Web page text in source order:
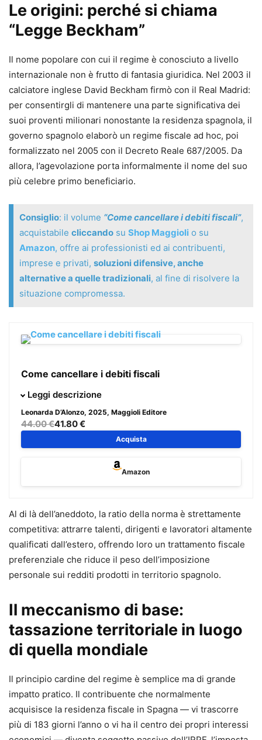
Le origini: perché si chiama
“Legge Beckham”
Il nome popolare con cui il regime è conosciuto a livello
internazionale non è frutto di fantasia giuridica. Nel 2003 il
calciatore inglese David Beckham firmò con il Real Madrid:
per consentirgli di mantenere una parte significativa dei
suoi proventi milionari nonostante la residenza spagnola, il
governo spagnolo elaborò un regime fiscale ad hoc, poi
formalizzato nel 2005 con il Decreto Reale 687/2005. Da
allora, l’agevolazione porta informalmente il nome del suo
più celebre primo beneficiario.
Consiglio: il volume “Come cancellare i debiti fiscali”,
acquistabile cliccando su Shop Maggioli o su
Amazon, offre ai professionisti ed ai contribuenti,
imprese e privati, soluzioni difensive, anche
alternative a quelle tradizionali, al fine di risolvere la
situazione compromessa.
Come cancellare i debiti fiscali
Il presente volume vuole offrire ai professionisti ed ai
alternative a quelle tradizionali
situazione compromessa.
strumenti utili per una efficace
ai rimedi estremi post decadenza dalle ordinarie azioni
difensive.
Il lavoro, aggiornato alle ultime novità legislative e
giurisprudenziali nazionali ed europee, analizza le
contestazioni più frequenti, i vizi degli atti impositivi, del
esattoriali e le relative soluzioni, attraverso il
coordinamento della normativa speciale esattoriale alle
previsioni amministrative, agli istituti civilistici, nonché
alle norme penali (ad es. la sospensione disposta dal PM a
Al professionista viene offerto un quadro completo del suo
perimetro d’azione, con l’indicazione puntuale delle
circolari, dei provvedimenti e risposte della P.A., e dei
vademecum e linee guida dei tribunali.
Leggi descrizione
Leonarda D’Alonzo, 2025, Maggioli Editore
44.00 €41.80 €
Acquista
Amazon
Al di là dell’aneddoto, la ratio della norma è strettamente
competitiva: attrarre talenti, dirigenti e lavoratori altamente
qualificati dall’estero, offrendo loro un trattamento fiscale
preferenziale che riduce il peso dell’imposizione
personale sui redditi prodotti in territorio spagnolo.
Il meccanismo di base:
tassazione territoriale in luogo
di quella mondiale
Il principio cardine del regime è semplice ma di grande
impatto pratico. Il contribuente che normalmente
acquisisce la residenza fiscale in Spagna — vi trascorre
più di 183 giorni l’anno o vi ha il centro dei propri interessi